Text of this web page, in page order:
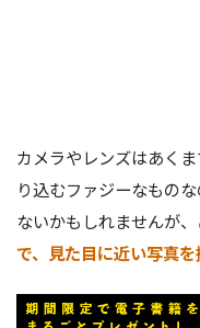
カメラやレンズはあく
り込むファジーなもの
ないかもしれませんが、
で、見た目に近い写真